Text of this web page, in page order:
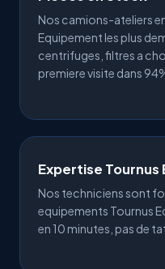
Nos camions-ateliers
Equipement les plus
centrifuges, filtres a
premiere visite dans
Expertise Tournus
Nos techniciens sont
equipements Tournus
en 10 minutes, pas de